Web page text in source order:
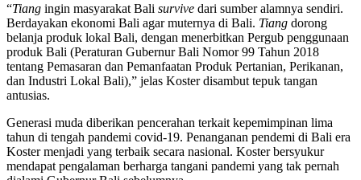
“Tiang ingin masyarakat Bali survive dari sumber alamnya sendiri.
Berdayakan ekonomi Bali agar muternya di Bali. Tiang dorong
belanja produk lokal Bali, dengan menerbitkan Pergub penggunaan
produk Bali (Peraturan Gubernur Bali Nomor 99 Tahun 2018
tentang Pemasaran dan Pemanfaatan Produk Pertanian, Perikanan,
dan Industri Lokal Bali),” jelas Koster disambut tepuk tangan
antusias.
Generasi muda diberikan pencerahan terkait kepemimpinan lima
tahun di tengah pandemi covid-19. Penanganan pendemi di Bali era
Koster menjadi yang terbaik secara nasional. Koster bersyukur
mendapat pengalaman berharga tangani pandemi yang tak pernah